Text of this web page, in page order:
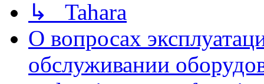
↳ Tahara
О вопросах
обслуживании